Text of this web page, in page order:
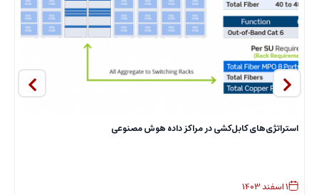
استراتژی‌های کابل‌کشی در مراکز داده هوش مصنوعی
1اسفند1403